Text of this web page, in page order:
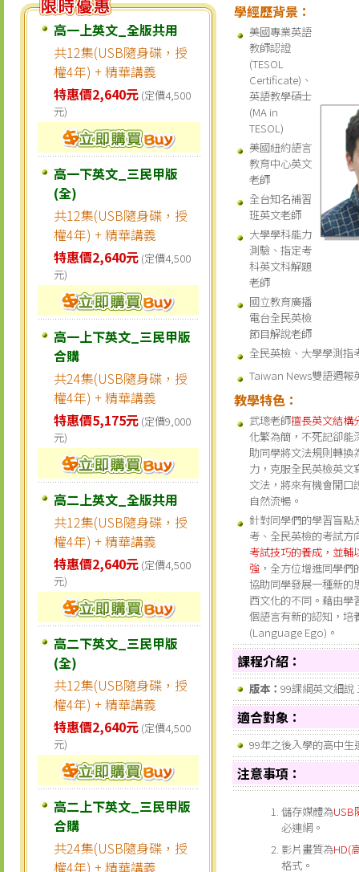
高一上英文_全版共用
共12集(USB隨身碟，授
權4年) + 精華講義
特惠價2,640元 (定價4,500
元)
高一下英文_三民甲版
(全)
共12集(USB隨身碟，授
權4年) + 精華講義
特惠價2,640元 (定價4,500
元)
高一上下英文_三民甲版
合購
共24集(USB隨身碟，授
權4年) + 精華講義
特惠價5,175元 (定價9,000
元)
高二上英文_全版共用
共12集(USB隨身碟，授
權4年) + 精華講義
特惠價2,640元 (定價4,500
元)
高二下英文_三民甲版
(全)
共12集(USB隨身碟，授
權4年) + 精華講義
特惠價2,640元 (定價4,500
元)
高二上下英文_三民甲版
合購
共24集(USB隨身碟，授
權4年) + 精華講義
學經歷背景：
美國專業英語
教師認證
(TESOL
Certificate)、
英語教學碩士
(MA in
TESOL)
美國紐約語言
教育中心英文
老師
全台知名補習
班英文老師
大學學科能力
測驗、指定考
科英文科解題
老師
國立教育廣播
電台全民英檢
節目解說老師
全民英檢、大學學測指
Taiwan News雙語週報
教學特色：
武璁老師擅長英文結構
化繁為簡，不死記卻能
助同學將文法規則轉換
力，克服全民英檢英文
文法，將來有機會開口
自然流暢。
針對同學們的學習盲點
考、全民英檢的考試方
考試技巧的養成，並輔
強 ，全方位增進同學
協助同學發展一種新的
西文化的不同。藉由學
個語言有新的認知，培
(Language Ego)。
課程介紹：
版本： 99課綱英文細說
適合對象：
99年之後入學的高中生
注意事項：
儲存媒體為USB
必連網。
影片畫質為HD(
格式。